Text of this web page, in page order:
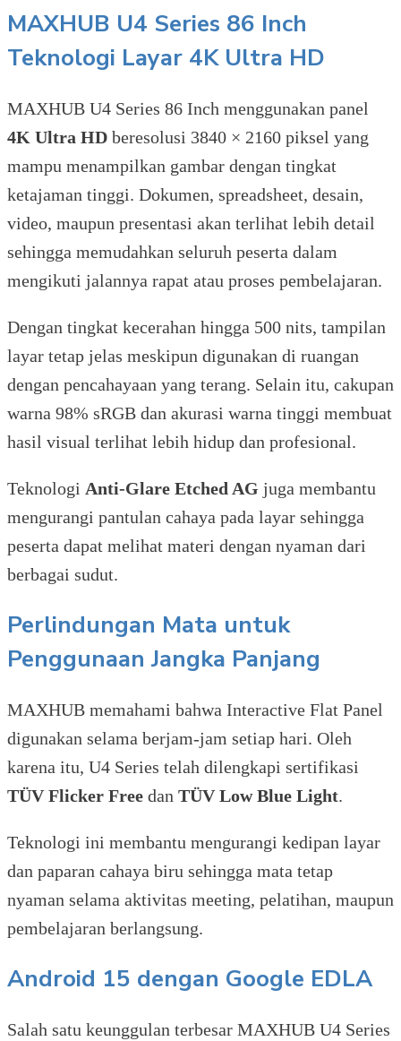
MAXHUB U4 Series 86 Inch
Teknologi Layar 4K Ultra HD
MAXHUB U4 Series 86 Inch menggunakan panel
4K Ultra HD beresolusi 3840 × 2160 piksel yang
mampu menampilkan gambar dengan tingkat
ketajaman tinggi. Dokumen, spreadsheet, desain,
video, maupun presentasi akan terlihat lebih detail
sehingga memudahkan seluruh peserta dalam
mengikuti jalannya rapat atau proses pembelajaran.
Dengan tingkat kecerahan hingga 500 nits, tampilan
layar tetap jelas meskipun digunakan di ruangan
dengan pencahayaan yang terang. Selain itu, cakupan
warna 98% sRGB dan akurasi warna tinggi membuat
hasil visual terlihat lebih hidup dan profesional.
Teknologi Anti-Glare Etched AG juga membantu
mengurangi pantulan cahaya pada layar sehingga
peserta dapat melihat materi dengan nyaman dari
berbagai sudut.
Perlindungan Mata untuk
Penggunaan Jangka Panjang
MAXHUB memahami bahwa Interactive Flat Panel
digunakan selama berjam-jam setiap hari. Oleh
karena itu, U4 Series telah dilengkapi sertifikasi
TÜV Flicker Free dan TÜV Low Blue Light.
Teknologi ini membantu mengurangi kedipan layar
dan paparan cahaya biru sehingga mata tetap
nyaman selama aktivitas meeting, pelatihan, maupun
pembelajaran berlangsung.
Android 15 dengan Google EDLA
Salah satu keunggulan terbesar MAXHUB U4 Series